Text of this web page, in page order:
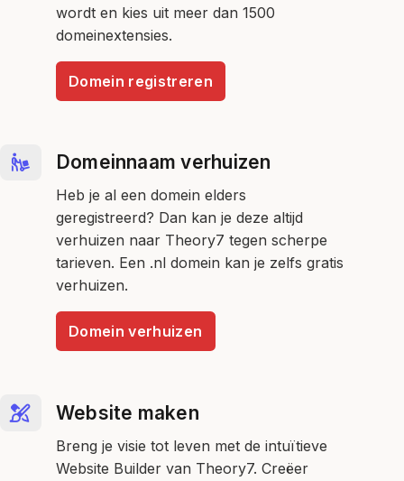
wordt en kies uit meer dan 1500
domeinextensies.
Domein registreren
Domeinnaam verhuizen
Heb je al een domein elders
geregistreerd? Dan kan je deze altijd
verhuizen naar Theory7 tegen scherpe
tarieven. Een .nl domein kan je zelfs gratis
verhuizen.
Domein verhuizen
Website maken
Breng je visie tot leven met de intuïtieve
Website Builder van Theory7. Creëer